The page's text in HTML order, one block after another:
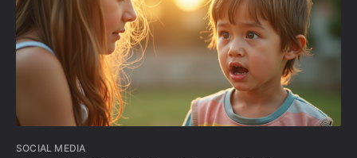
SOCIAL MEDIA